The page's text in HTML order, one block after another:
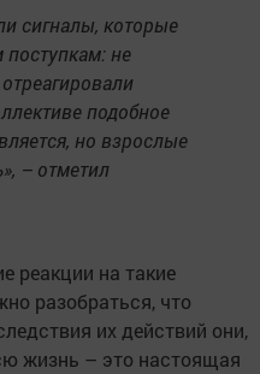
сигналы, которые
не
подобное
но взрослые
– отметил
реакции на такие
разобраться, что
их действий они,
жизнь – это настоящая